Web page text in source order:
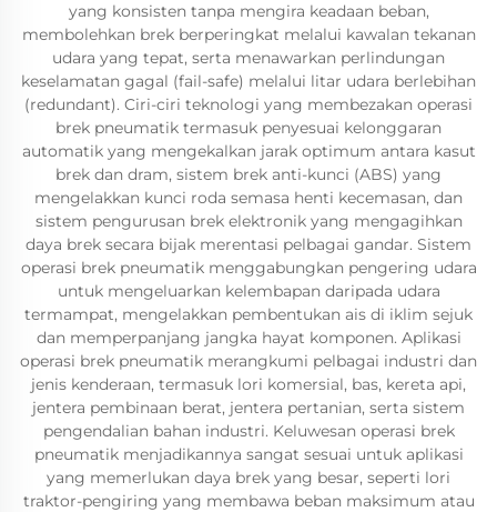
yang konsisten tanpa mengira keadaan beban,
membolehkan brek berperingkat melalui kawalan tekanan
udara yang tepat, serta menawarkan perlindungan
keselamatan gagal (fail-safe) melalui litar udara berlebihan
(redundant). Ciri-ciri teknologi yang membezakan operasi
brek pneumatik termasuk penyesuai kelonggaran
automatik yang mengekalkan jarak optimum antara kasut
brek dan dram, sistem brek anti-kunci (ABS) yang
mengelakkan kunci roda semasa henti kecemasan, dan
sistem pengurusan brek elektronik yang mengagihkan
daya brek secara bijak merentasi pelbagai gandar. Sistem
operasi brek pneumatik menggabungkan pengering udara
untuk mengeluarkan kelembapan daripada udara
termampat, mengelakkan pembentukan ais di iklim sejuk
dan memperpanjang jangka hayat komponen. Aplikasi
operasi brek pneumatik merangkumi pelbagai industri dan
jenis kenderaan, termasuk lori komersial, bas, kereta api,
jentera pembinaan berat, jentera pertanian, serta sistem
pengendalian bahan industri. Keluwesan operasi brek
pneumatik menjadikannya sangat sesuai untuk aplikasi
yang memerlukan daya brek yang besar, seperti lori
traktor-pengiring yang membawa beban maksimum atau